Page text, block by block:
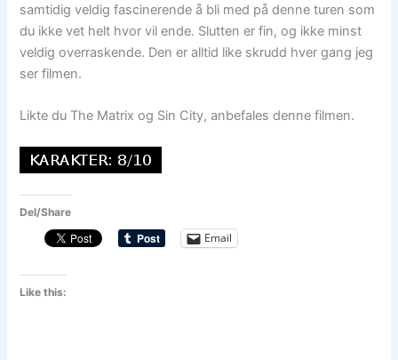
samtidig veldig fascinerende å bli med på denne turen som
du ikke vet helt hvor vil ende. Slutten er fin, og ikke minst
veldig overraskende. Den er alltid like skrudd hver gang jeg
ser filmen.
Likte du The Matrix og Sin City, anbefales denne filmen.
Del/Share
Email
Like this: